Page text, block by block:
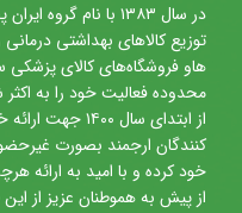
در سال ۱۳۸۳ با نام
توزیع کالاهای بهداشتی
هاو فروشگاه‌های کالای پزشکی
محدوده فعالیت خود را به
از ابتدای
کنندگان ارجمند بصورت
خود کرده و با امید به
از پیش به هموطنان عزیز از